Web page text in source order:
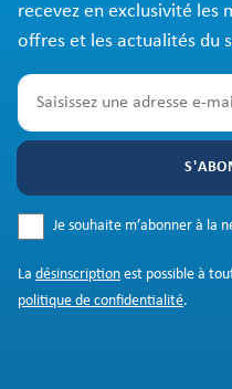
recevez en exclusivité les
offres et les actualités du
Je souhaite m’abonner à la
La désinscription est possible à
politique de confidentialité.